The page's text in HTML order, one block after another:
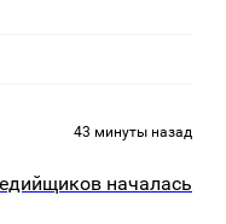
43 минуты назад
началась